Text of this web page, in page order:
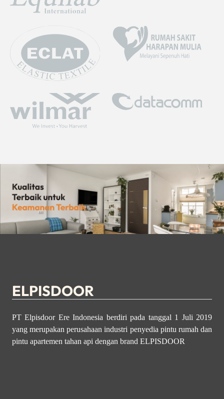
ELPISDOOR
PT Elpisdoor Ere Indonesia berdiri pada tanggal 1 Juli 2019
yang merupakan perusahaan industri penyedia pintu rumah dan
pintu apartemen tahan api dengan brand ELPISDOOR